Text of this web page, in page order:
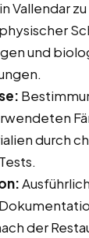
Vallendar
und
durch
der